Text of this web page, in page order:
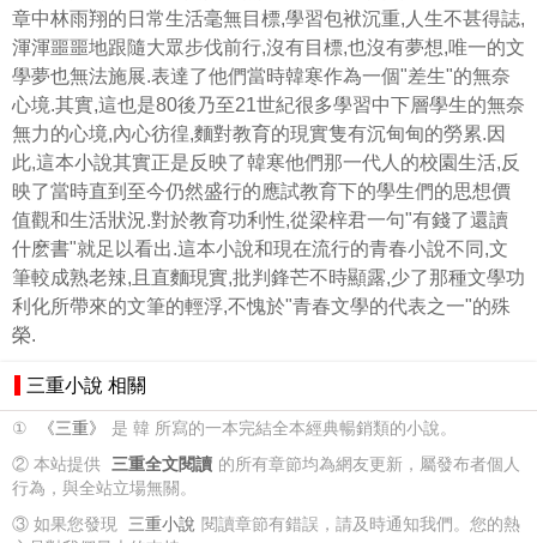
章中林雨翔的日常生活毫無目標,學習包袱沉重,人生不甚得誌,
渾渾噩噩地跟隨大眾步伐前行,沒有目標,也沒有夢想,唯一的文
學夢也無法施展.表達了他們當時韓寒作為一個"差生"的無奈
心境.其實,這也是80後乃至21世紀很多學習中下層學生的無奈
無力的心境,內心彷徨,麵對教育的現實隻有沉甸甸的勞累.因
此,這本小說其實正是反映了韓寒他們那一代人的校園生活,反
映了當時直到至今仍然盛行的應試教育下的學生們的思想價
值觀和生活狀況.對於教育功利性,從梁梓君一句"有錢了還讀
什麽書"就足以看出.這本小說和現在流行的青春小說不同,文
筆較成熟老辣,且直麵現實,批判鋒芒不時顯露,少了那種文學功
利化所帶來的文筆的輕浮,不愧於"青春文學的代表之一"的殊
榮.
三重小說 相關
① 《三重》
是 韓 所寫的一本完結全本經典暢銷類的小說。
② 本站提供 三重全文閱讀 的所有章節均為網友更新，屬發布者個人
行為，與全站立場無關。
③ 如果您發現 三重小說 閱讀章節有錯誤，請及時通知我們。您的熱